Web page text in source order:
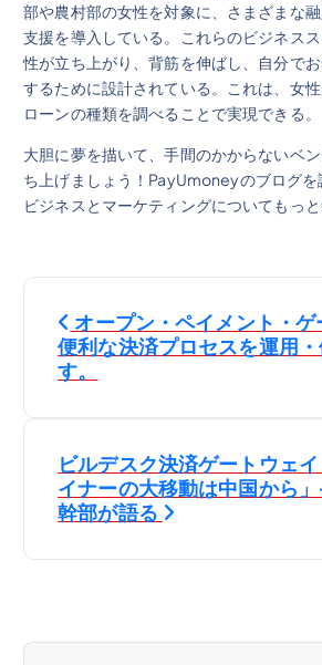
部や農村部の女性を対象に、さまざまな融
支援を導入している。これらのビジネス
性が立ち上がり、背筋を伸ばし、自分で
するために設計されている。これは、女
ローンの種類を調べることで実現できる。
大胆に夢を描いて、手間のかからないベ
ち上げましょう！PayUmoneyのブログを
ビジネスとマーケティングについてもっと
投
稿
ビ
ゲ
シ
オープン・ペイメント・ゲ
便利な決済プロセスを運用
す。
ビルデスク決済ゲートウェ
イナーの大移動は中国から
幹部が語る